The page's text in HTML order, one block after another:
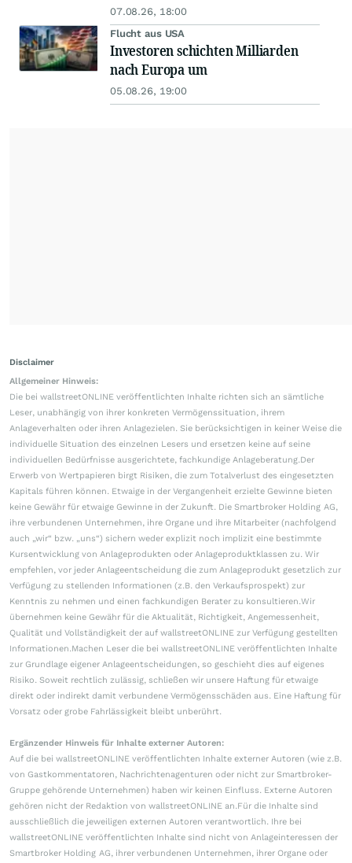
07.08.26, 18:00
Flucht aus USA
Investoren schichten Milliarden
nach Europa um
05.08.26, 19:00
Disclaimer
Allgemeiner Hinweis:
Die bei wallstreetONLINE veröffentlichten Inhalte richten sich an sämtliche
Leser, unabhängig von ihrer konkreten Vermögenssituation, ihrem
Anlageverhalten oder ihren Anlagezielen. Sie berücksichtigen in keiner Weise die
individuelle Situation des einzelnen Lesers und ersetzen keine auf seine
individuellen Bedürfnisse ausgerichtete, fachkundige Anlageberatung.Der
Erwerb von Wertpapieren birgt Risiken, die zum Totalverlust des eingesetzten
Kapitals führen können. Etwaige in der Vergangenheit erzielte Gewinne bieten
keine Gewähr für etwaige Gewinne in der Zukunft. Die Smartbroker Holding AG,
ihre verbundenen Unternehmen, ihre Organe und ihre Mitarbeiter (nachfolgend
auch „wir“ bzw. „uns“) sichern weder explizit noch implizit eine bestimmte
Kursentwicklung von Anlageprodukten oder Anlageproduktklassen zu. Wir
empfehlen, vor jeder Anlageentscheidung die zum Anlageprodukt gesetzlich zur
Verfügung zu stellenden Informationen (z.B. den Verkaufsprospekt) zur
Kenntnis zu nehmen und einen fachkundigen Berater zu konsultieren.Wir
übernehmen keine Gewähr für die Aktualität, Richtigkeit, Angemessenheit,
Qualität und Vollständigkeit der auf wallstreetONLINE zur Verfügung gestellten
Informationen.Machen Leser die bei wallstreetONLINE veröffentlichten Inhalte
zur Grundlage eigener Anlageentscheidungen, so geschieht dies auf eigenes
Risiko. Soweit rechtlich zulässig, schließen wir unsere Haftung für etwaige
direkt oder indirekt damit verbundene Vermögensschäden aus. Eine Haftung für
Vorsatz oder grobe Fahrlässigkeit bleibt unberührt.
Ergänzender Hinweis für Inhalte externer Autoren:
Auf die bei wallstreetONLINE veröffentlichten Inhalte externer Autoren (wie z.B.
von Gastkommentatoren, Nachrichtenagenturen oder nicht zur Smartbroker-
Gruppe gehörende Unternehmen) haben wir keinen Einfluss. Externe Autoren
gehören nicht der Redaktion von wallstreetONLINE an.Für die Inhalte sind
ausschließlich die jeweiligen externen Autoren verantwortlich. Ihre bei
wallstreetONLINE veröffentlichten Inhalte sind nicht von Anlageinteressen der
Smartbroker Holding AG, ihrer verbundenen Unternehmen, ihrer Organe oder